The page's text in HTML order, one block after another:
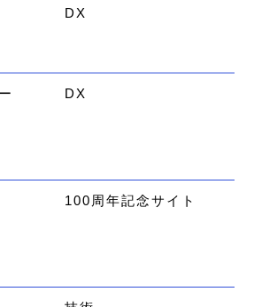
DX
DX
100周年記念サイト